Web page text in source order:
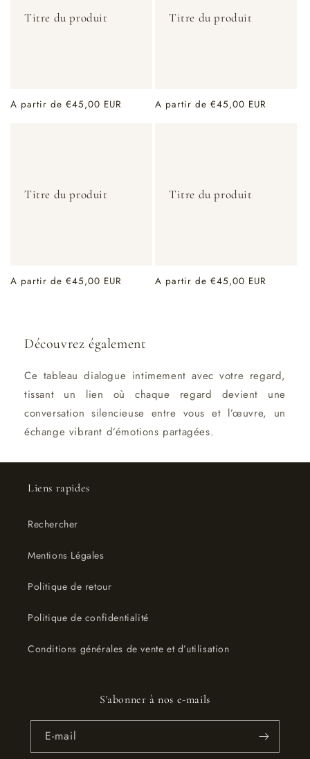
Titre du produit
Prix
A partir de €45,00 EUR
Titre du produit
Prix
A partir de €45,00 EUR
Titre du produit
Prix
A partir de €45,00 EUR
Titre du produit
Prix
A partir de €45,00 EUR
Découvrez également
Ce tableau dialogue intimement avec votre regard,
tissant un lien où chaque regard devient une
conversation silencieuse entre vous et l’œuvre, un
échange vibrant d’émotions partagées.
Liens rapides
Rechercher
Mentions Légales
Politique de retour
Politique de confidentialité
Conditions générales de vente et d’utilisation
S'abonner à nos e-mails
E-mail